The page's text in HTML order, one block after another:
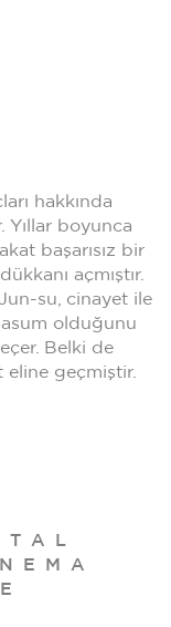
hakkında
Yıllar boyunca
başarısız bir
açmıştır.
su, cinayet ile
olduğunu
Belki de
eline geçmiştir.